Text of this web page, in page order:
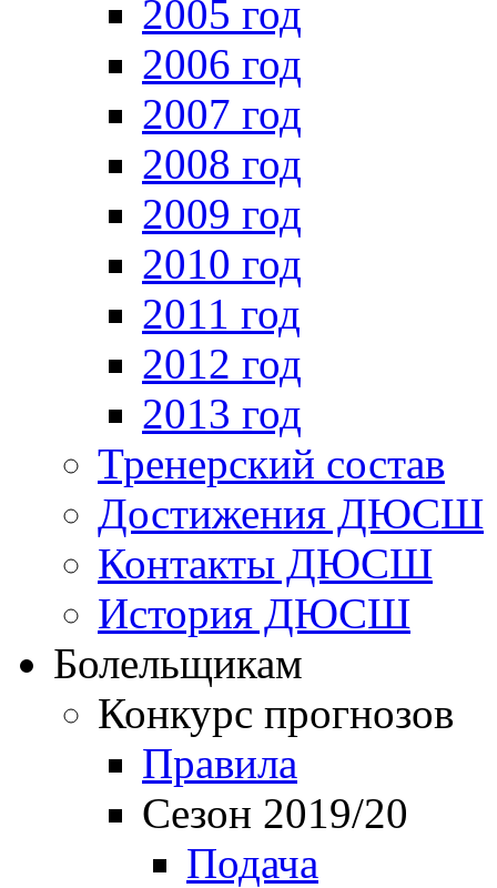
2005 год
2006 год
2007 год
2008 год
2009 год
2010 год
2011 год
2012 год
2013 год
Тренерский состав
Достижения ДЮСШ
Контакты ДЮСШ
История ДЮСШ
Болельщикам
Конкурс прогнозов
Правила
Сезон 2019/20
Подача